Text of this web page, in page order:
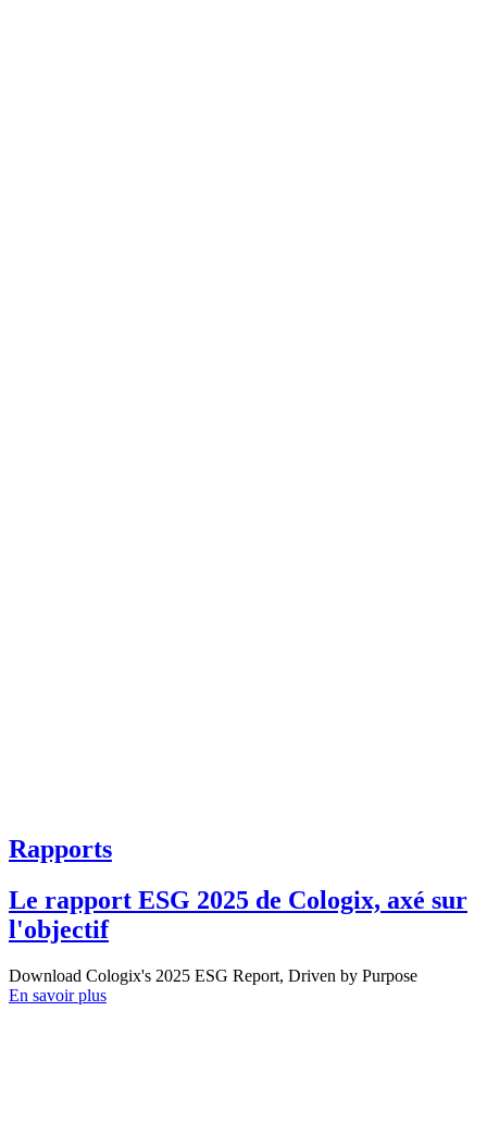
Rapports
Le rapport ESG 2025 de Cologix, axé sur
l'objectif
Download Cologix's 2025 ESG Report, Driven by Purpose
En savoir plus